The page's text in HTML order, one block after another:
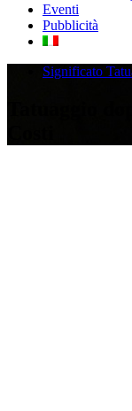
Eventi
Pubblicità
Significato
Tatuaggio